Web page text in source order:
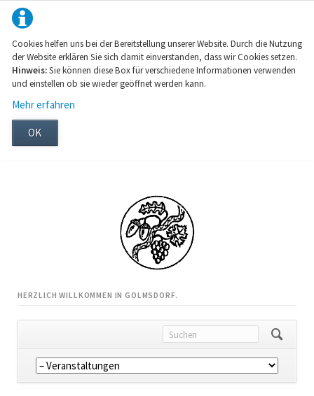
Cookies helfen uns bei der Bereitstellung unserer Website. Durch die Nutzung
der Website erklären Sie sich damit einverstanden, dass wir Cookies setzen.
Hinweis:Sie können diese Box für verschiedene Informationen verwenden
und einstellen ob sie wieder geöffnet werden kann.
Mehr erfahren
OK
HERZLICH WILLKOMMEN IN GOLMSDORF.
Navigation
überspringen